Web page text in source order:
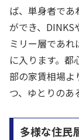
ば、単身者であ
ができ、DINKS
ミリー層であ
に入ります。
部の家賃相場よ
つ、ゆとりのあ
多様な住民